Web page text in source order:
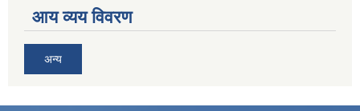
आय व्यय विवरण
अन्य